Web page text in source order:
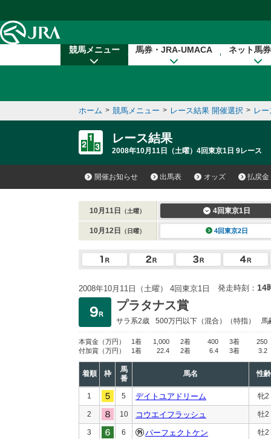
競馬メニュー 馬券・JRA-UMACA ネット馬
ホーム > 競馬メニュー > レース結果 開催選択 > レ
レース結果
2008年10月11日（土曜）4回東京1日 9レース
開催お知らせ 出馬表 オッズ 払戻金
10月11日 （土曜） 4回東京1日
10月12日 （日曜） 4回東京2日
2008年10月11日（土曜） 4回東京1日 発走時刻： 14
プラタナス賞
サラ系2歳 500万円以下 （混合）（特指） 馬
本賞金 （万円） 1着 1,000 2着 400 3着
250
付加賞 （万円） 1着 22.4 2着 6.4 3着 3.2
着順 枠
馬
番
馬名 性齢
1 5 デイトユアドリーム 牝2
2 10 コウエイフラッシュ 牡2
3 6 パーフェクトケン 牡2